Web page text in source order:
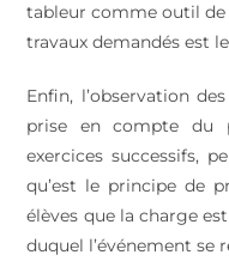
tableur comme outil
travaux demandés est
Enfin, l’observation
prise en compte du
exercices successifs,
qu’est le principe de
élèves que la charge
duquel l’événement se